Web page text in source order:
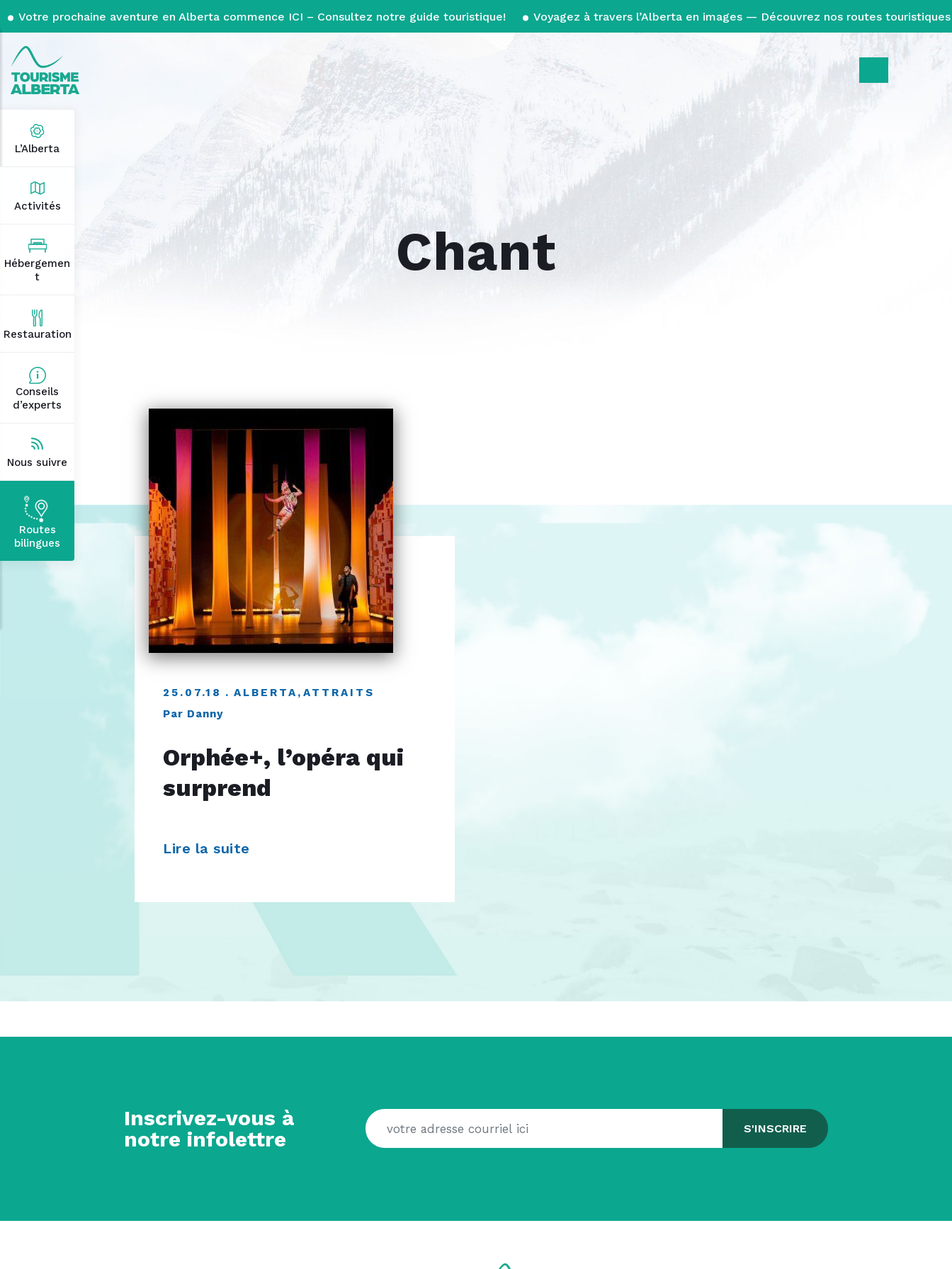
Votre prochaine aventure en Alberta commence ICI – Consultez notre guide touristique! Voyagez à travers l’Alberta en images — Découvrez nos routes touristiques
L’Alberta
Activités
Hébergemen
t
Restauration
Conseils
d’experts
Nous suivre
Routes
bilingues
Chant
25.07.18 ALBERTA , ATTRAITS
Par Danny
Orphée+, l’opéra qui
surprend
Lire la suite
Inscrivez-vous à
notre infolettre